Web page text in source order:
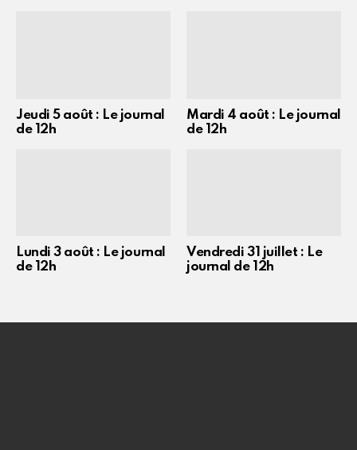
Jeudi 5 août : Le journal
de 12h
Mardi 4 août : Le journal
de 12h
Lundi 3 août : Le journal
de 12h
Vendredi 31 juillet : Le
journal de 12h